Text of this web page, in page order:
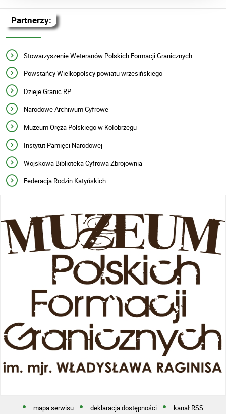
Partnerzy:
Stowarzyszenie Weteranów Polskich Formacji Granicznych
Powstańcy Wielkopolscy powiatu wrzesińskiego
Dzieje Granic RP
Narodowe Archiwum Cyfrowe
Muzeum Oręża Polskiego w Kołobrzegu
Instytut Pamięci Narodowej
Wojskowa Biblioteka Cyfrowa Zbrojownia
Federacja Rodzin Katyńskich
mapa serwisu deklaracja dostępności kanał RSS